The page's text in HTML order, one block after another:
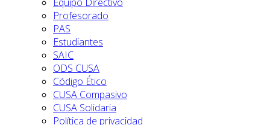
Equipo Directivo
Profesorado
PAS
Estudiantes
SAIC
ODS CUSA
Código Ético
CUSA Compasivo
CUSA Solidaria
Política de privacidad